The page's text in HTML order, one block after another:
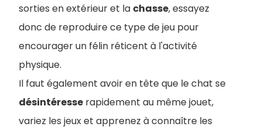
sorties en extérieur et la chasse, essayez
donc de reproduire ce type de jeu pour
encourager un félin réticent à l'activité
physique.
Il faut également avoir en tête que le chat se
désintéresse rapidement au même jouet,
variez les jeux et apprenez à connaître les